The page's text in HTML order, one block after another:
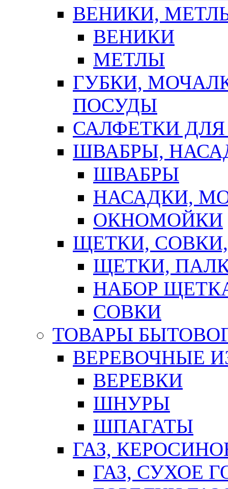
ВЕНИКИ,
ВЕНИКИ
МЕТЛЫ
ГУБКИ,
ПОСУДЫ
САЛФЕТКИ
ШВАБРЫ,
ШВАБРЫ
НАСАДКИ,
ОКНОМОЙКИ
ЩЕТКИ,
ЩЕТКИ,
НАБОР
СОВКИ
ТОВАРЫ
ВЕРЕВОЧНЫЕ
ВЕРЕВКИ
ШНУРЫ
ШПАГАТЫ
ГАЗ,
ГАЗ, СУХОЕ